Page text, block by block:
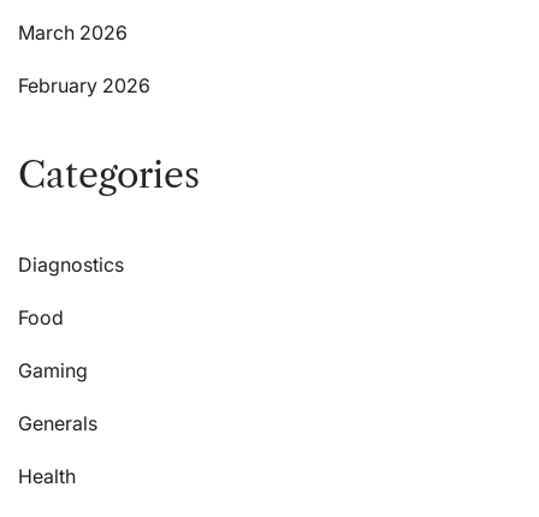
March 2026
February 2026
Categories
Diagnostics
Food
Gaming
Generals
Health